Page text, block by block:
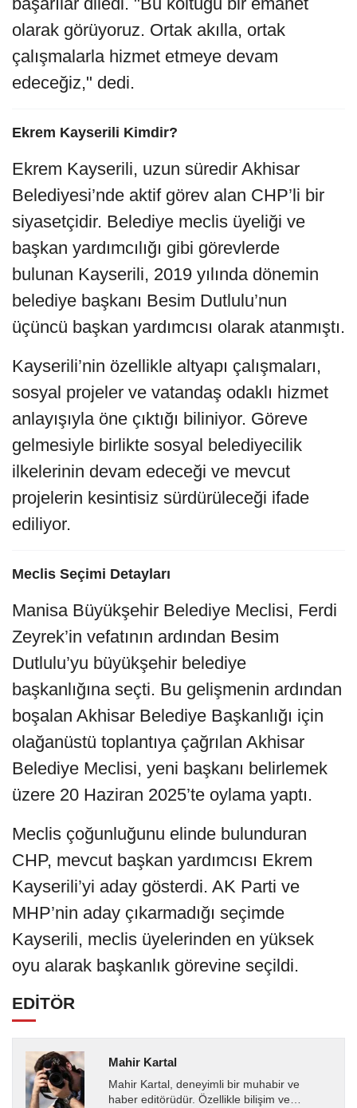
olarak görüyoruz. Ortak akılla, ortak
çalışmalarla hizmet etmeye devam
edeceğiz," dedi.
Ekrem Kayserili Kimdir?
Ekrem Kayserili, uzun süredir Akhisar
Belediyesi’nde aktif görev alan CHP’li bir
siyasetçidir. Belediye meclis üyeliği ve
başkan yardımcılığı gibi görevlerde
bulunan Kayserili, 2019 yılında dönemin
belediye başkanı Besim Dutlulu’nun
üçüncü başkan yardımcısı olarak atanmıştı.
Kayserili’nin özellikle altyapı çalışmaları,
sosyal projeler ve vatandaş odaklı hizmet
anlayışıyla öne çıktığı biliniyor. Göreve
gelmesiyle birlikte sosyal belediyecilik
ilkelerinin devam edeceği ve mevcut
projelerin kesintisiz sürdürüleceği ifade
ediliyor.
Meclis Seçimi Detayları
Manisa Büyükşehir Belediye Meclisi, Ferdi
Zeyrek’in vefatının ardından Besim
Dutlulu’yu büyükşehir belediye
başkanlığına seçti. Bu gelişmenin ardından
boşalan Akhisar Belediye Başkanlığı için
olağanüstü toplantıya çağrılan Akhisar
Belediye Meclisi, yeni başkanı belirlemek
üzere 20 Haziran 2025’te oylama yaptı.
Meclis çoğunluğunu elinde bulunduran
CHP, mevcut başkan yardımcısı Ekrem
Kayserili’yi aday gösterdi. AK Parti ve
MHP’nin aday çıkarmadığı seçimde
Kayserili, meclis üyelerinden en yüksek
oyu alarak başkanlık görevine seçildi.
EDİTÖR
Mahir Kartal
Mahir Kartal, deneyimli bir muhabir ve
haber editörüdür. Özellikle bilişim ve